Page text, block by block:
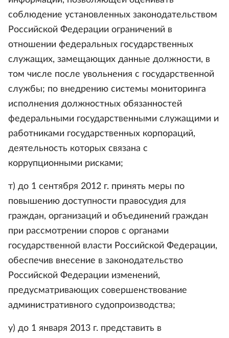
соблюдение установленных законодательством
Российской Федерации ограничений в
отношении федеральных государственных
служащих, замещающих данные должности, в
том числе после увольнения с государственной
службы; по внедрению системы мониторинга
исполнения должностных обязанностей
федеральными государственными служащими и
работниками государственных корпораций,
деятельность которых связана с
коррупционными рисками;
т) до 1 сентября 2012 г. принять меры по
повышению доступности правосудия для
граждан, организаций и объединений граждан
при рассмотрении споров с органами
государственной власти Российской Федерации,
обеспечив внесение в законодательство
Российской Федерации изменений,
предусматривающих совершенствование
административного судопроизводства;
у) до 1 января 2013 г. представить в